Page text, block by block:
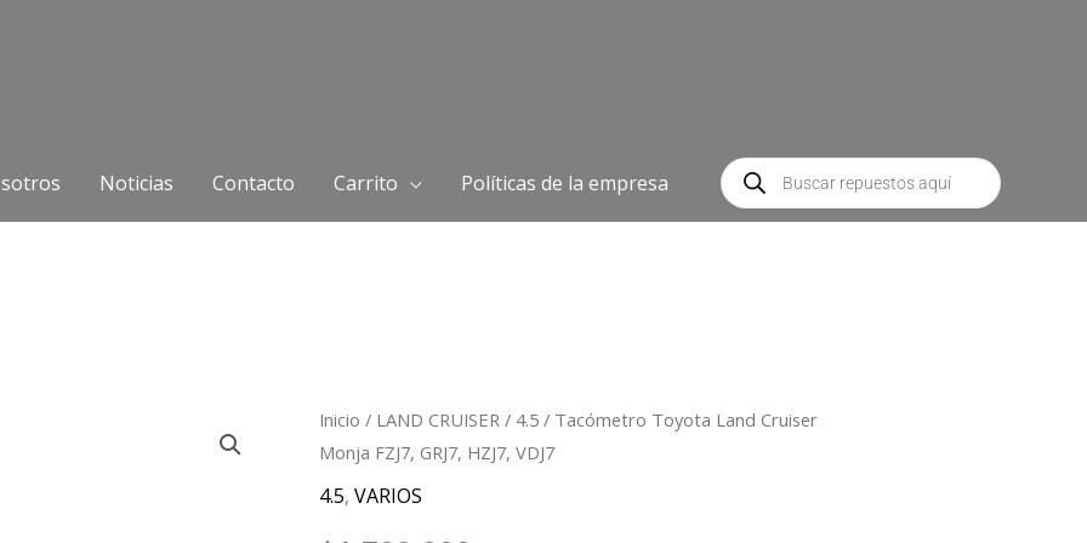
Noticias Contacto Carrito Políticas de la empresa
Búsqueda
de
productos
Inicio / LAND CRUISER / 4.5 / Tacómetro Toyota Land Cruiser
Monja FZJ7, GRJ7, HZJ7, VDJ7
4.5,VARIOS
Tacómetro
Toyota
Land